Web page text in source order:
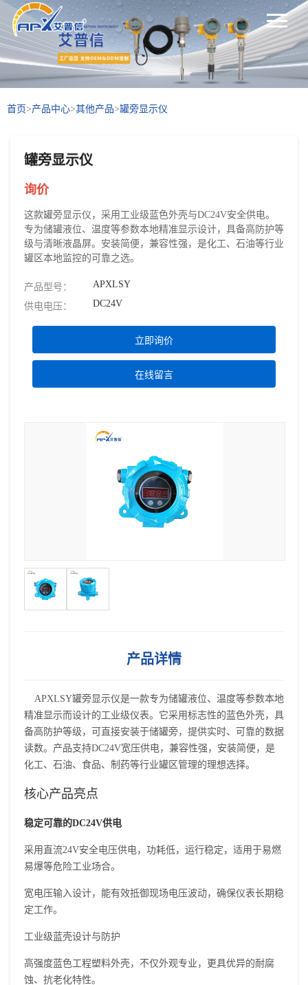
首页>产品中心>其他产品>罐旁显示仪
罐旁显示仪
询价
这款罐旁显示仪，采用工业级蓝色外壳与DC24V安全供电。
专为储罐液位、温度等参数本地精准显示设计，具备高防护等
级与清晰液晶屏。安装简便，兼容性强，是化工、石油等行业
罐区本地监控的可靠之选。
产品型号： APXLSY
供电电压： DC24V
立即询价
在线留言
产品详情
APXLSY罐旁显示仪是一款专为储罐液位、温度等参数本地
精准显示而设计的工业级仪表。它采用标志性的蓝色外壳，具
备高防护等级，可直接安装于储罐旁，提供实时、可靠的数据
读数。产品支持DC24V宽压供电，兼容性强，安装简便，是
化工、石油、食品、制药等行业罐区管理的理想选择。
核心产品亮点
稳定可靠的DC24V供电
采用直流24V安全电压供电，功耗低，运行稳定，适用于易燃
易爆等危险工业场合。
宽电压输入设计，能有效抵御现场电压波动，确保仪表长期稳
定工作。
工业级蓝壳设计与防护
高强度蓝色工程塑料外壳，不仅外观专业，更具优异的耐腐
蚀、抗老化特性。